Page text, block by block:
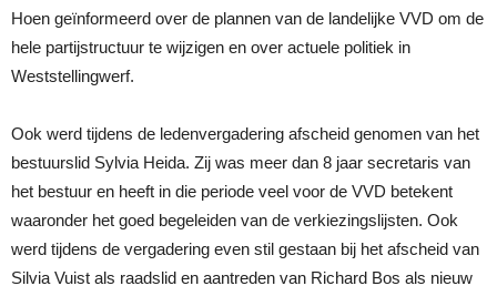
Hoen geïnformeerd over de plannen van de landelijke VVD om de
hele partijstructuur te wijzigen en over actuele politiek in
Weststellingwerf.
Ook werd tijdens de ledenvergadering afscheid genomen van het
bestuurslid Sylvia Heida. Zij was meer dan 8 jaar secretaris van
het bestuur en heeft in die periode veel voor de VVD betekent
waaronder het goed begeleiden van de verkiezingslijsten. Ook
werd tijdens de vergadering even stil gestaan bij het afscheid van
Silvia Vuist als raadslid en aantreden van Richard Bos als nieuw